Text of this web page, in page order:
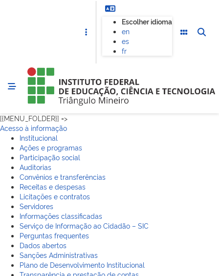
Escolher idioma
en
es
fr
[{MENU_FOLDER}] =>
Acesso à informação
Institucional
Ações e programas
Participação social
Auditorias
Convênios e transferências
Receitas e despesas
Licitações e contratos
Servidores
Informações classificadas
Serviço de Informação ao Cidadão – SIC
Perguntas frequentes
Dados abertos
Sanções Administrativas
Plano de Desenvolvimento Institucional